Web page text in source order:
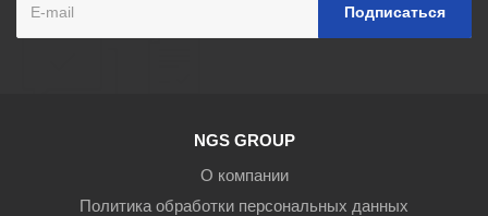
NGS GROUP
О компании
Политика обработки персональных данных